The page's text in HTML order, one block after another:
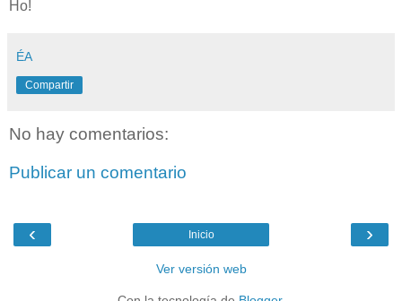
Ho!
ÉA
Compartir
No hay comentarios:
Publicar un comentario
‹ ›
Inicio
Ver versión web